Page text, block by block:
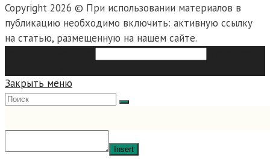
Copyright 2026 © При использовании материалов в
публикацию необходимо включить: активную ссылку
на статью, размещенную на нашем сайте.
Закрыть меню
Insert